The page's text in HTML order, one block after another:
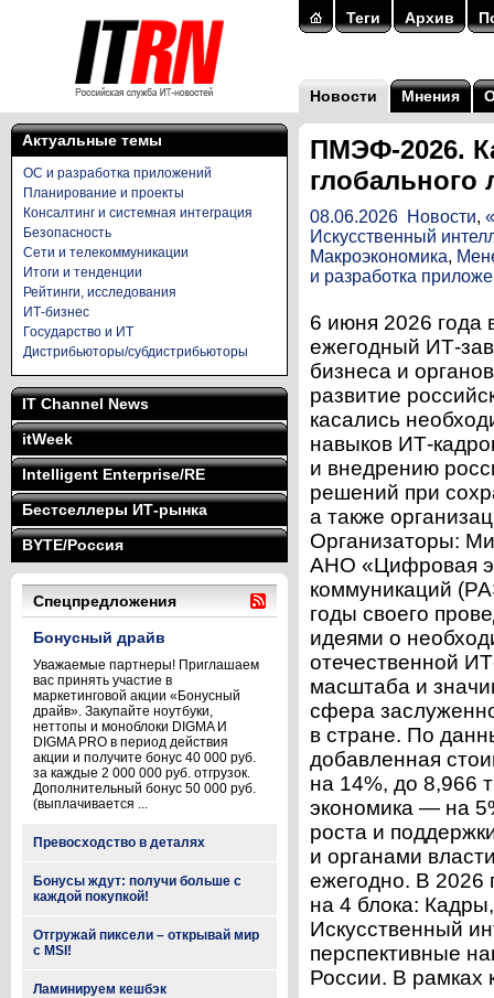
Теги Архив
Новости Мнения
Актуальные темы
ОС и разработка приложений
Планирование и проекты
Консалтинг и системная интеграция
Безопасность
Сети и телекоммуникации
Итоги и тенденции
Рейтинги, исследования
ИТ-бизнес
Государство и ИТ
Дистрибьюторы/субдистрибьюторы
IT Channel News
itWeek
Intelligent Enterprise/RE
Бестселлеры ИТ-рынка
BYTE/Россия
Спецпредложения
Бонусный драйв
Уважаемые партнеры! Приглашаем
вас принять участие в
маркетинговой акции «Бонусный
драйв». Закупайте ноутбуки,
неттопы и моноблоки DIGMA И
DIGMA PRO в период действия
акции и получите бонус 40 000 руб.
за каждые 2 000 000 руб. отгрузок.
Дополнительный бонус 50 000 руб.
(выплачивается ...
Превосходство в деталях
Бонусы ждут: получи больше с
каждой покупкой!
Отгружай пиксели – открывай мир
с MSI!
Ламинируем кешбэк
ПМЭФ-2026.
глобального
08.06.2026 Новости,
Искусственный
Макроэкономика,
и разработка
6 июня 2026
ежегодный ИТ-
бизнеса и
развитие
касались
навыков ИТ-
и внедрению
решений при
а также
Организаторы:
АНО «Цифровая
коммуникаций
годы своего
идеями о
отечественной
масштаба и
сфера
в стране. По
добавленная
на 14%, до 8,966
экономика — на
роста и
и органами
ежегодно. В 2026
на 4 блока:
Искусственный
перспективные
России. В рамках